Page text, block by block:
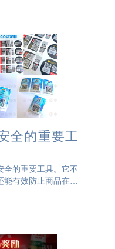
品质量和效率，增
全的重要工
全的重要工具。它不
能有效防止商品在流
防伪贴纸的作用1.
的标志、图案或文